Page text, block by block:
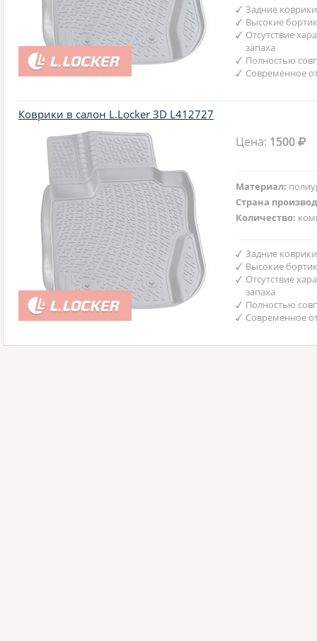
Задние
Высокие
Отсутствие
запаха
Полностью
Современное
Коврики в салон L.Locker 3D L412727
Цена: 1500
Материал:
Страна
Количество:
Задние
Высокие
Отсутствие
запаха
Полностью
Современное